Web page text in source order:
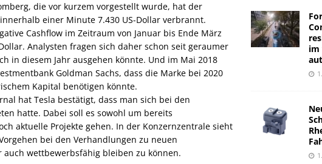
die vor kurzem vorgestellt wurde, hat der
einer Minute 7.430 US-Dollar verbrannt.
Cashflow im Zeitraum von Januar bis Ende März
Analysten fragen sich daher schon seit geraumer
in diesem Jahr ausgehen könnte. Und im Mai 2018
Goldman Sachs, dass die Marke bei 2020
Kapital benötigen könnte.
hat Tesla bestätigt, dass man sich bei den
hatte. Dabei soll es sowohl um bereits
aktuelle Projekte gehen. In der Konzernzentrale sieht
bei den Verhandlungen zu neuen
auch wettbewerbsfähig bleiben zu können.
im